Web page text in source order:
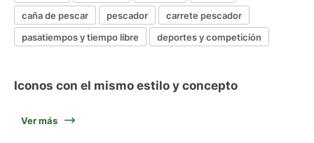
caña de pescar
pescador
carrete pescador
pasatiempos y tiempo libre
deportes y competición
Iconos con el mismo estilo y concepto
Ver más